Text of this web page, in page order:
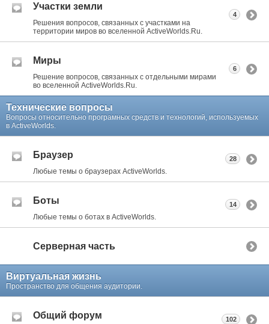
Участки земли
Решения вопросов, связанных с участками на
территории миров во вселенной ActiveWorlds.Ru.
4
Миры
Решение вопросов, связанных с отдельными мирами
во вселенной ActiveWorlds.Ru.
6
Технические вопросы
Вопросы относительно програмных средств и технологий, используемых
в ActiveWorlds.
Браузер
Любые темы о браузерах ActiveWorlds.
28
Боты
Любые темы о ботах в ActiveWorlds.
14
Серверная часть
Виртуальная жизнь
Пространство для общения аудитории.
Общий форум 102